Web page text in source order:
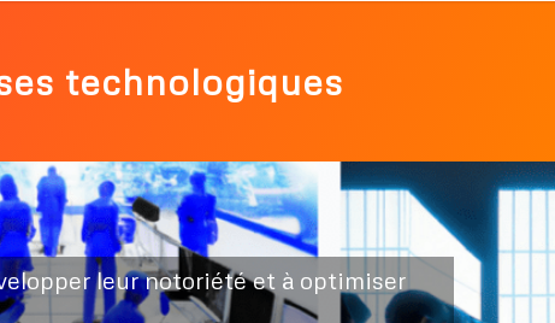
technologiques
leur notoriété et à optimiser